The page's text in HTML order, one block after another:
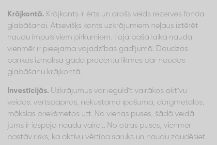
Krājkontā. Krājkonts ir ērts un drošs veids rezerves fonda
glabāšanai. Atsevišķs konts uzkrājumiem neļaus iztērēt
naudu impulsīviem pirkumiem. Tajā pašā laikā nauda
vienmēr ir pieejama vajadzības gadījumā. Daudzas
bankas izmaksā gada procentu likmes par naudas
glabāšanu krājkontā.
Investīcijās. Uzkrājumus var ieguldīt vairākos aktīvu
veidos: vērtspapīros, nekustamā īpašumā, dārgmetālos,
mākslas priekšmetos utt. No vienas puses, šādā veidā
jums ir iespēja naudu vairot. No otras puses, vienmēr
pastāv risks, ka aktīvu vērtība saruks un naudu zaudēsiet.